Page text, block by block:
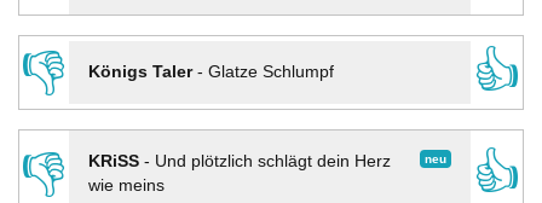
👎
Königs Taler- Glatze Schlumpf
👍
👎
neu
KRiSS- Und plötzlich schlägt dein Herz
wie meins
👍